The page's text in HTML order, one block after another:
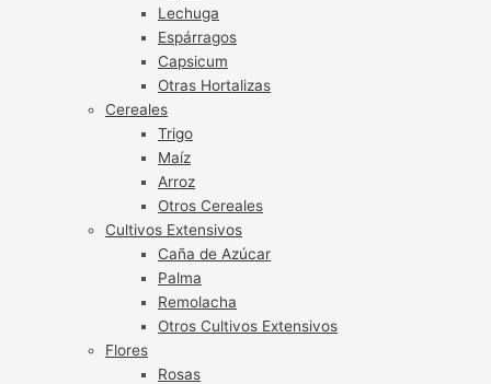
Lechuga
Espárragos
Capsicum
Otras Hortalizas
Cereales
Trigo
Maíz
Arroz
Otros Cereales
Cultivos Extensivos
Caña de Azúcar
Palma
Remolacha
Otros Cultivos Extensivos
Flores
Rosas